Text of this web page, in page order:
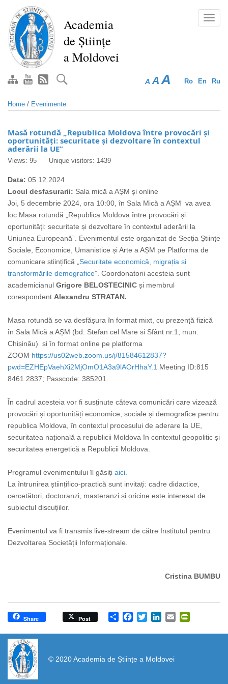
main
content
Academia
de Științe
a Moldovei
Ro En Ru
A A A
Home / Evenimente
Masă rotundă „Republica Moldova între provocări și
oportunități: securitate și dezvoltare în contextul
aderării la UE”
Views: 95 Unique visitors: 1439
Data: 05.12.2024
Locul desfasurarii: Sala mică a AȘM și online
Joi, 5 decembrie 2024, ora 10:00, în Sala Mică a AȘM va avea
loc Masa rotundă „Republica Moldova între provocări și
oportunități: securitate și dezvoltare în contextul aderării la
Uniunea Europeană”. Evenimentul este organizat de Secția Științe
Sociale, Economice, Umanistice și Arte a AȘM pe Platforma de
comunicare științifică „ Securitate economică, migrația și
transformările demografice”. Coordonatorii acesteia sunt
academicianul Grigore BELOSTECINIC și membrul
corespondent Alexandru STRATAN.
Masa rotundă se va desfășura în format mixt, cu prezență fizică
în Sala Mică a AȘM (bd. Stefan cel Mare si Sfânt nr.1, mun.
Chișinău) și în format online pe platforma
ZOOM https://us02web.zoom.us/j/81584612837?
pwd=EZHEpVaehXi2MjOmO1A3a9lAOrHhaY.1 Meeting ID:815
8461 2837; Passcode: 385201.
În cadrul acesteia vor fi susținute câteva comunicări care vizează
provocări și oportunități economice, sociale și demografice pentru
republica Moldova, în contextul procesului de aderare la UE,
securitatea națională a republicii Moldova în contextul geopolitic și
securitatea energetică a Republicii Moldova.
Programul evenimentului îl găsiți aici
La întrunirea științifico-practică sunt invitați: cadre didactice,
cercetători, doctoranzi, masteranzi și oricine este interesat de
subiectul discuțiilor.
Evenimentul va fi transmis live-stream de către Institutul pentru
Dezvoltarea Societății Informaționale.
Cristina BUMBU
Share
Share Post Facebook
TwitterLinkedIn
Email
© 2020 Academia de Științe a Moldovei
https://propletenie.ru/